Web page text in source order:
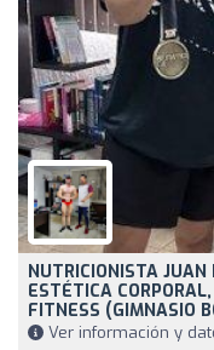
NUTRICIONISTA JUAN
ESTÉTICA
FITNESS (GIMNASIO
Ver información y